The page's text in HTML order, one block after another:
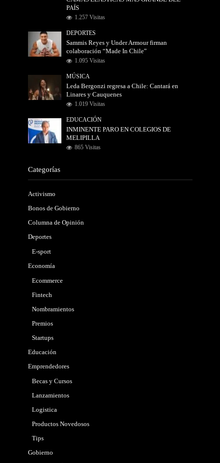
PAÍS
1.257 Visitas
DEPORTES
Sammis Reyes y Under Armour firman
colaboración “Made In Chile”
1.095 Visitas
MÚSICA
Leda Bergonzi regresa a Chile: Cantará en
Linares y Cauquenes
1.019 Visitas
EDUCACIÓN
INMINENTE PARO EN COLEGIOS DE
MELIPILLA
865 Visitas
Categorías
Activismo
Bonos de Gobierno
Columna de Opinión
Deportes
E-sport
Economía
Ecommerce
Fintech
Nombramientos
Premios
Startups
Educación
Emprendedores
Becas y Cursos
Lanzamientos
Logistica
Productos Novedosos
Tips
Gobierno